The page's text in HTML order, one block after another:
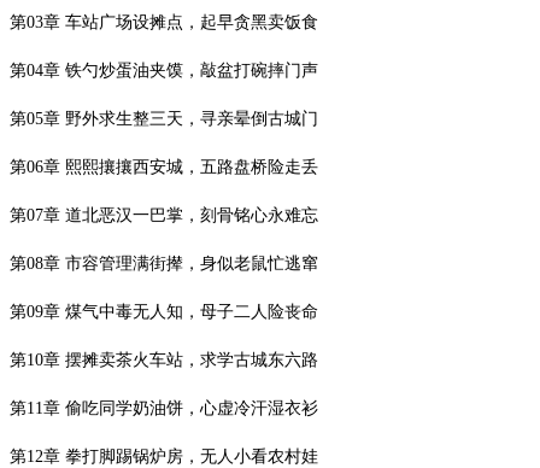
第03章 车站广场设摊点，起早贪黑卖饭食
第04章 铁勺炒蛋油夹馍，敲盆打碗摔门声
第05章 野外求生整三天，寻亲晕倒古城门
第06章 熙熙攘攘西安城，五路盘桥险走丢
第07章 道北恶汉一巴掌，刻骨铭心永难忘
第08章 市容管理满街撵，身似老鼠忙逃窜
第09章 煤气中毒无人知，母子二人险丧命
第10章 摆摊卖茶火车站，求学古城东六路
第11 章 偷吃同学奶油饼，心虚冷汗湿衣衫
第12章 拳打脚踢锅炉房，无人小看农村娃